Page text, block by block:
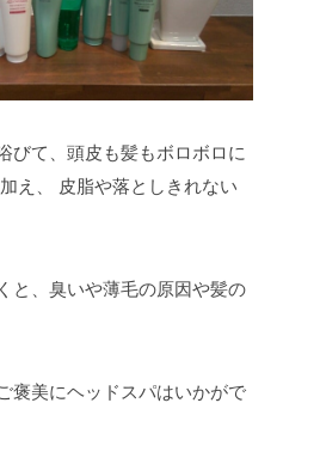
びて、頭皮も髪もボロボロに
え、
皮脂や落としきれない
と、臭いや薄毛の原因や髪の
褒美にヘッドスパはいかがで